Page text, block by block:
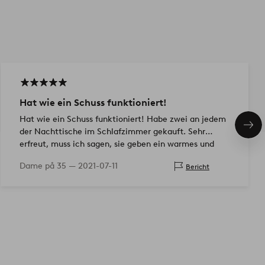
Hat wie ein Schuss funktioniert!
Hat wie ein Schuss funktioniert! Habe zwei an jedem
der Nachttische im Schlafzimmer gekauft. Sehr
erfreut, muss ich sagen, sie geben ein warmes und
Dame på 35 — 2021-07-11 Bericht